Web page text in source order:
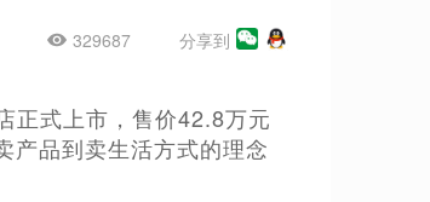
329687 分享到
式上市，售价42.8万元
产品到卖生活方式的理念